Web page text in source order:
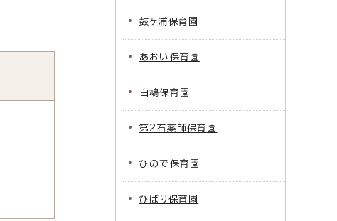
鼓ヶ浦保育園
あおい保育園
白鳩保育園
第2石薬師保育園
ひので保育園
ひばり保育園